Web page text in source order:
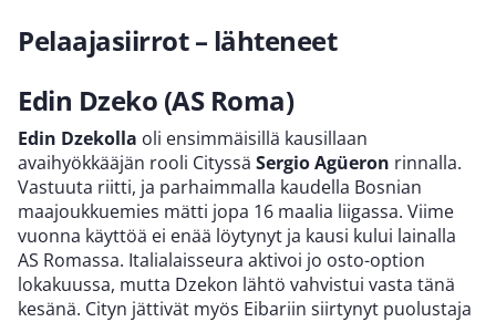
Pelaajasiirrot – lähteneet
Edin Dzeko (AS Roma)
Edin Dzekolla oli ensimmäisillä kausillaan
avaihyökkääjän rooli Cityssä Sergio Agüeron rinnalla.
Vastuuta riitti, ja parhaimmalla kaudella Bosnian
maajoukkuemies mätti jopa 16 maalia liigassa. Viime
vuonna käyttöä ei enää löytynyt ja kausi kului lainalla
AS Romassa. Italialaisseura aktivoi jo osto-option
lokakuussa, mutta Dzekon lähtö vahvistui vasta tänä
kesänä. Cityn jättivät myös Eibariin siirtynyt puolustaja